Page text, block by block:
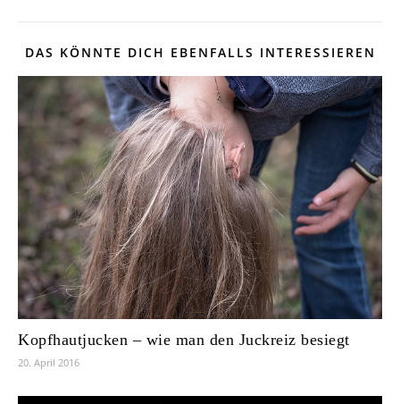
DAS KÖNNTE DICH EBENFALLS INTERESSIEREN
Kopfhautjucken – wie man den Juckreiz besiegt
20. April 2016